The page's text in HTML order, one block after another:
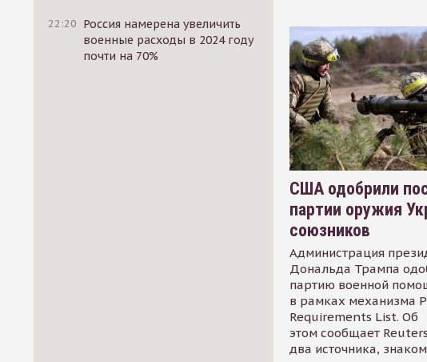
22:20 Россия намерена увеличить
военные расходы в 2024 году
почти на 70%
США одобрили
партии оружия
союзников
Администрация
Дональда Трампа
партию военной
в рамках механизма
Requirements List. Об
этом сообщает
два источника,